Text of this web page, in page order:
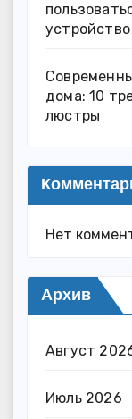
дома: 10
люстры
Нет
Архив
Август
Июль 2026